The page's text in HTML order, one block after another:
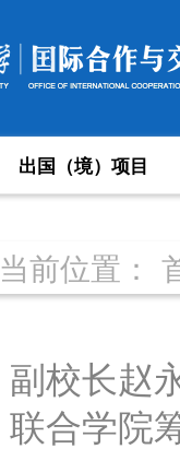
出国（境）项目
当前位置：
副校长赵
联合学院